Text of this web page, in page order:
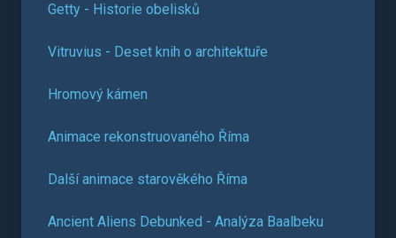
Getty - Historie obelisků
Vitruvius - Deset knih o architektuře
Hromový kámen
Animace rekonstruovaného Říma
Další animace starověkého Říma
Ancient Aliens Debunked - Analýza Baalbeku